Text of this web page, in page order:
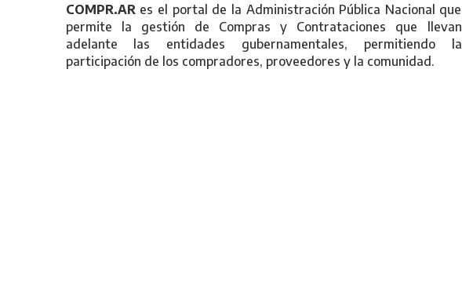
COMPR.AR es el portal de la Administración Pública Nacional que
permite la gestión de Compras y Contrataciones que llevan
adelante las entidades gubernamentales, permitiendo la
participación de los compradores, proveedores y la comunidad.